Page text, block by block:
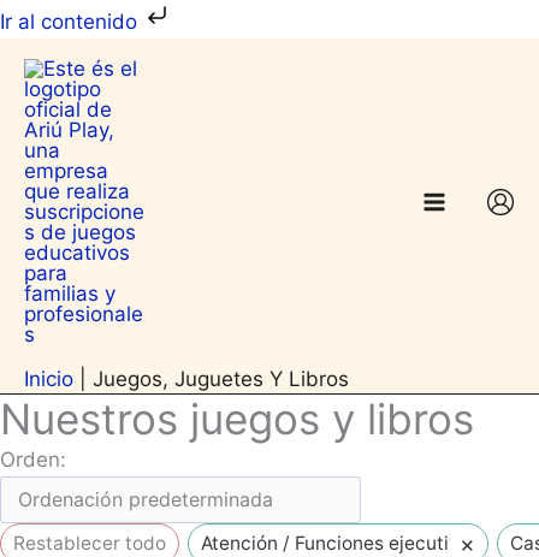
Ir al contenido
Ir
contenido
Inicio Juegos, Juguetes Y Libros
Nuestros juegos y libros
Orden:
Restablecer todo Atención / Funciones ejecutivas
×